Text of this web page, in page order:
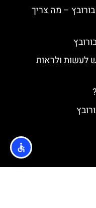
– מה צריך
לעשות ולראות